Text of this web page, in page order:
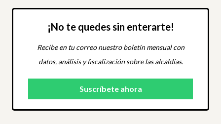
¡No te quedes sin enterarte!
Recibe en tu correo nuestro boletín mensual con
datos, análisis y fiscalización sobre las alcaldías.